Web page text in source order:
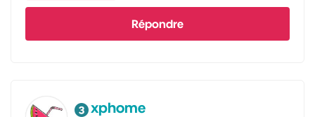
Répondre
xphome